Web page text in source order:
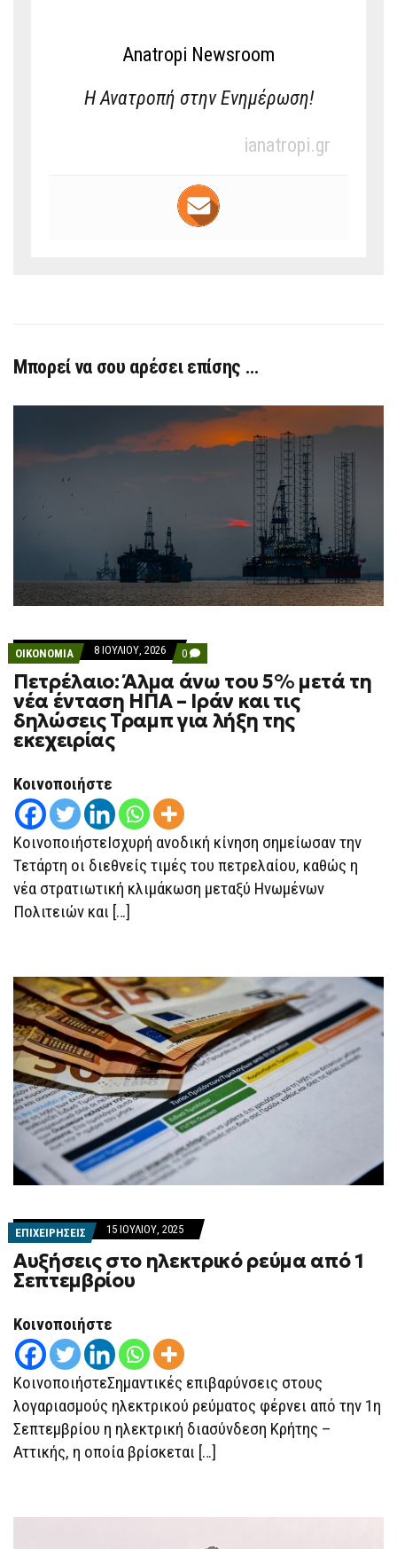
Anatropi Newsroom
Η Ανατροπή στην Ενημέρωση!
ianatropi.gr
Μπορεί να σου αρέσει επίσης …
ΟΙΚΟΝΟΜΙΑ 8 ΙΟΥΛΊΟΥ, 2026 0 COMMENTS
ON
ΠΕΤΡΈΛΑΙΟ:
ΆΛΜΑ
ΆΝΩ
ΤΟΥ
ΚΑΙ
ΤΙΣ
ΔΗΛΏΣΕΙΣ
ΓΙΑ
Πετρέλαιο: Άλμα άνω του 5% μετά τη
νέα ένταση ΗΠΑ – Ιράν και τις
δηλώσεις Τραμπ για λήξη της
εκεχειρίας
Κοινοποιήστε
ΚοινοποιήστεΙσχυρή ανοδική κίνηση σημείωσαν την
Τετάρτη οι διεθνείς τιμές του πετρελαίου, καθώς η
νέα στρατιωτική κλιμάκωση μεταξύ Ηνωμένων
Πολιτειών και […]
ΕΠΙΧΕΙΡΗΣΕΙΣ 15 ΙΟΥΛΊΟΥ, 2025
Αυξήσεις στο ηλεκτρικό ρεύμα από 1
Σεπτεμβρίου
Κοινοποιήστε
ΚοινοποιήστεΣημαντικές επιβαρύνσεις στους
λογαριασμούς ηλεκτρικού ρεύματος φέρνει από την 1η
Σεπτεμβρίου η ηλεκτρική διασύνδεση Κρήτης –
Αττικής, η οποία βρίσκεται […]